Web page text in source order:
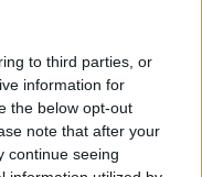
to third parties, or
information for
the below opt-out
note that after your
continue seeing
da allora guida
lettori. In
sobrie e mantiene
e cartamodelli